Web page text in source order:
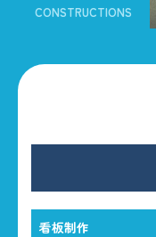
CONSTRUCTIONS
看板制作